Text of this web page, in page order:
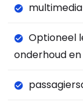
Optioneel
onderhoud